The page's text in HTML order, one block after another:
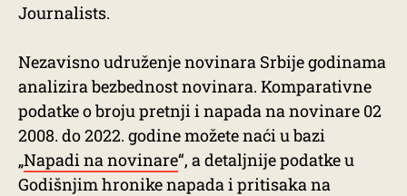
Journalists.
Nezavisno udruženje novinara Srbije godinama
analizira bezbednost novinara. Komparativne
podatke o broju pretnji i napada na novinare 02
2008. do 2022. godine možete naći u bazi
„Napadi na novinare“, a detaljnije podatke u
Godišnjim hronike napada i pritisaka na